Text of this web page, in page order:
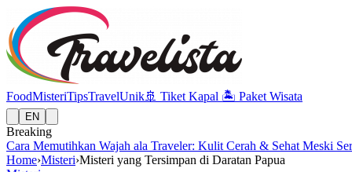
FoodMisteriTipsTravelUnik🚢 Tiket Kapal 🏝️ Paket Wisata
EN
Breaking
Cara Memutihkan Wajah ala Traveler: Kulit Cerah & Sehat Meski
Home›Misteri›Misteri yang Tersimpan di Daratan Papua